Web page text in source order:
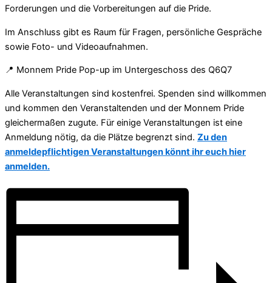
Forderungen und die Vorbereitungen auf die Pride.
Im Anschluss gibt es Raum für Fragen, persönliche Gespräche
sowie Foto- und Videoaufnahmen.
📍 Monnem Pride Pop-up im Untergeschoss des Q6Q7
Alle Veranstaltungen sind kostenfrei. Spenden sind willkommen
und kommen den Veranstaltenden und der Monnem Pride
gleichermaßen zugute. Für einige Veranstaltungen ist eine
Anmeldung nötig, da die Plätze begrenzt sind. Zu den
anmeldepflichtigen Veranstaltungen könnt ihr euch hier
anmelden.